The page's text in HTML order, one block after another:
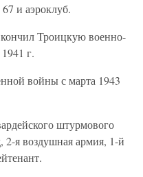
и аэроклуб.
Троицкую военно-
г.
войны с марта 1943
штурмового
2-я воздушная армия, 1-й